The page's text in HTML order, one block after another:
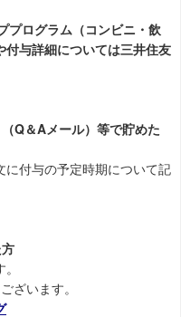
プログラム（コンビニ・飲
与詳細については三井住友
Q＆Aメール）等で貯めた
付与の予定時期について記
ざいます。